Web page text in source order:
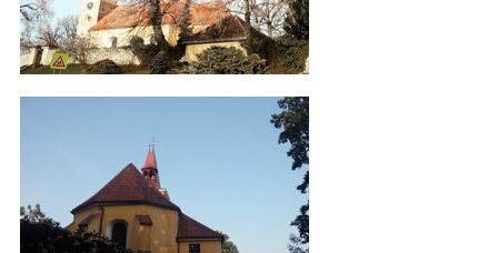
Kostel_Final_3_WEB